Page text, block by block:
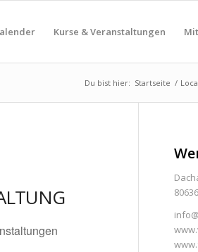
Kurse & Veranstaltungen
Du bist hier: Startseite /